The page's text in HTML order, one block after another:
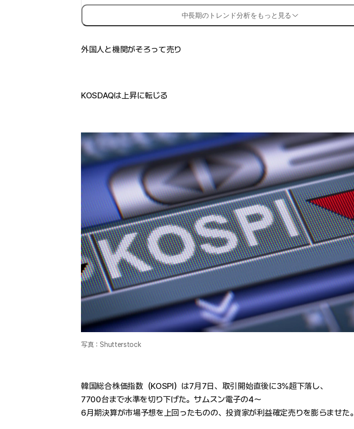
中長期のトレンド分析をもっと見る
外国人と機関がそろって売り
KOSDAQは上昇に転じる
写真：Shutterstock
韓国総合株価指数（KOSPI）は7月7日、取引開始直後に3%超下落し、
7700台まで水準を切り下げた。サムスン電子の4〜
6月期決算が市場予想を上回ったものの、投資家が利益確定売りを膨らませた。